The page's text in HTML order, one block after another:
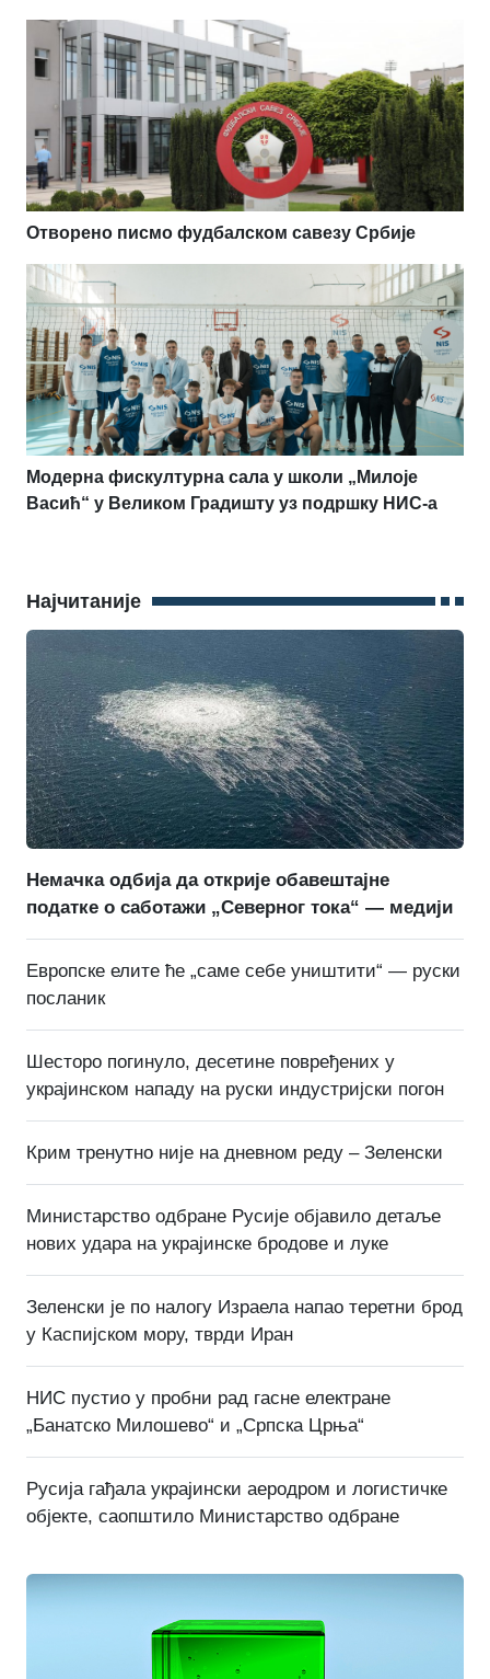
Отворено писмо фудбалском савезу Србије
Модерна фискултурна сала у школи „Милоје
Васић“ у Великом Градишту уз подршку НИС-а
Најчитаније
Немачка одбија да открије обавештајне
податке о саботажи „Северног тока“ — медији
Европске елите ће „саме себе уништити“ — руски
посланик
Шесторо погинуло, десетине повређених у
украјинском нападу на руски индустријски погон
Крим тренутно није на дневном реду – Зеленски
Министарство одбране Русије објавило детаље
нових удара на украјинске бродове и луке
Зеленски је по налогу Израела напао теретни брод
у Каспијском мору, тврди Иран
НИС пустио у пробни рад гасне електране
„Банатско Милошево“ и „Српска Црња“
Русија гађала украјински аеродром и логистичке
објекте, саопштило Министарство одбране